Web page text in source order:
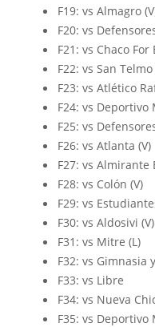
F19: vs Almagro
F20: vs
F21: vs Chaco For
F22: vs San Telmo
F23: vs Atlético
F24: vs Deportivo
F25: vs
F26: vs Atlanta (V)
F27: vs Almirante
F28: vs Colón (V)
F29: vs
F30: vs Aldosivi (V)
F31: vs Mitre (L)
F32: vs Gimnasia
F33: vs Libre
F34: vs Nueva
F35: vs Deportivo